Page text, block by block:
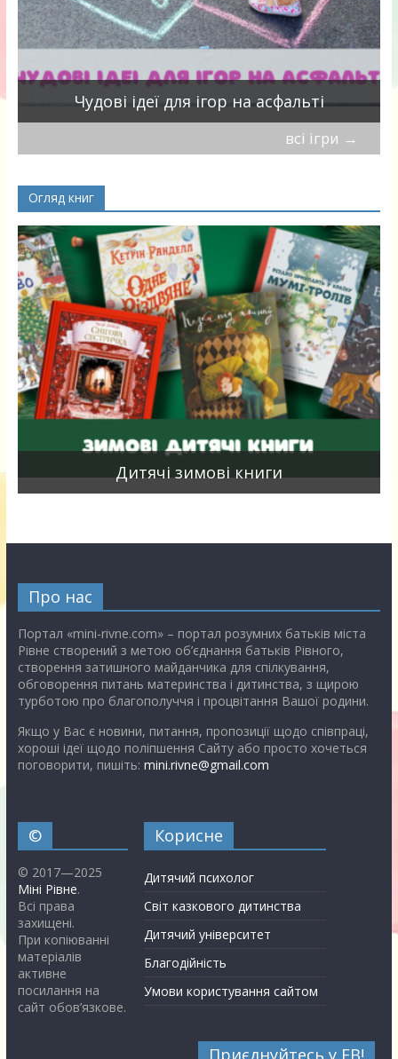
Чудові ідеї для ігор на асфальті
всі ігри →
Огляд книг
Дитячі зимові книги
Про нас
Портал «mini-rivne.com» – портал розумних батьків міста
Рівне створений з метою об’єднання батьків Рівного,
створення затишного майданчика для спілкування,
обговорення питань материнства і дитинства, з щирою
турботою про благополуччя і процвітання Вашої родини.
Якщо у Вас є новини, питання, пропозиції щодо співпраці,
хороші ідеї щодо поліпшення Сайту або просто хочеться
поговорити, пишіть: mini.rivne@gmail.com
©
© 2017—2025
Міні Рівне.
Всі права
захищені.
При копіюванні
матеріалів
активне
посилання на
сайт обов’язкове.
Корисне
Дитячий психолог
Світ казкового дитинства
Дитячий університет
Благодійність
Умови користування сайтом